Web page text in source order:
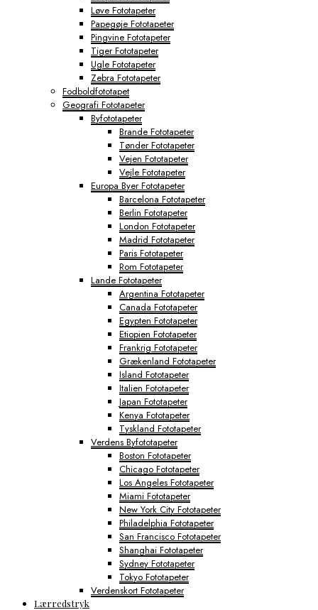
Løve Fototapeter
Papegøje Fototapeter
Pingvine Fototapeter
Tiger Fototapeter
Ugle Fototapeter
Zebra Fototapeter
Fodboldfototapet
Geografi Fototapeter
Byfototapeter
Brande Fototapeter
Tønder Fototapeter
Vejen Fototapeter
Vejle Fototapeter
Europa Byer Fototapeter
Barcelona Fototapeter
Berlin Fototapeter
London Fototapeter
Madrid Fototapeter
Paris Fototapeter
Rom Fototapeter
Lande Fototapeter
Argentina Fototapeter
Canada Fototapeter
Egypten Fototapeter
Etiopien Fototapeter
Frankrig Fototapeter
Grækenland Fototapeter
Island Fototapeter
Italien Fototapeter
Japan Fototapeter
Kenya Fototapeter
Tyskland Fototapeter
Verdens Byfototapeter
Boston Fototapeter
Chicago Fototapeter
Los Angeles Fototapeter
Miami Fototapeter
New York City Fototapeter
Philadelphia Fototapeter
San Francisco Fototapeter
Shanghai Fototapeter
Sydney Fototapeter
Tokyo Fototapeter
Verdenskort Fototapeter
Lærredstryk